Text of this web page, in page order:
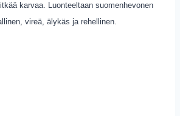
karvaa. Luonteeltaan suomenhevonen
vireä, älykäs ja rehellinen.